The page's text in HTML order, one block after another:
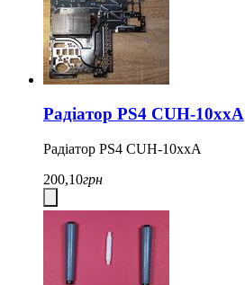
Радіатор PS4 CUH-10xxA
Радіатор PS4 CUH-10xxA
200,10грн